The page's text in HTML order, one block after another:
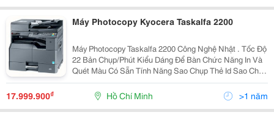
Máy Photocopy Kyocera Taskalfa 2200
Máy Photocopy Taskalfa 2200 Công Nghệ Nhật . Tốc Độ
22 Bản Chụp/Phút Kiểu Dáng Để Bàn Chức Năng In Và
Quét Màu Có Sẵn Tính Năng Sao Chụp Thẻ Id Sao Chụp
Công Nghệ Laser Độ Phân Giải 600 Dpi Với 256 Thang
Xám Cho Văn Bản Rõ
17.999.900₫ Hồ Chí Minh >1 năm